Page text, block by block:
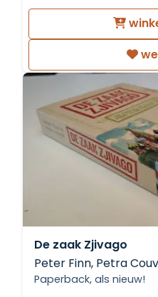
De zaak Zjivago
Peter Finn, Petra
Paperback, als nieuw!